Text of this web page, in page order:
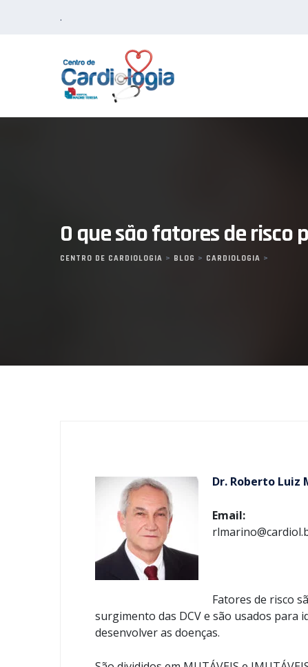
.
O que são fatores de risco
CENTRO DE CARDIOLOGIA > BLOG > CARDIOLOGIA >
Dr. Roberto Luiz
Email:
Fatores de risco
surgimento das DCV e são usados para
desenvolver as doenças.